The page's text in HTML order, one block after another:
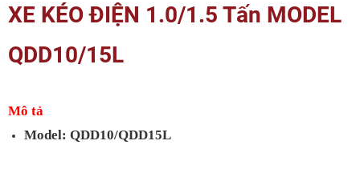
XE KÉO ĐIỆN 1.0/1.5 Tấn MODEL
QDD10/15L
Mô tả
Model: QDD10/QDD15L